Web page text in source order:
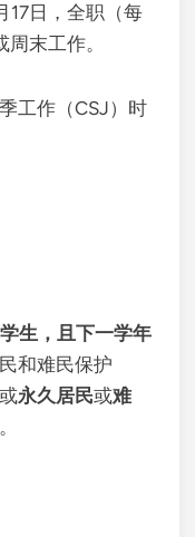
17日，全职（每
末工作。
工作（CSJ）时
生，且下一学年
和难民保护
或永久居民或难